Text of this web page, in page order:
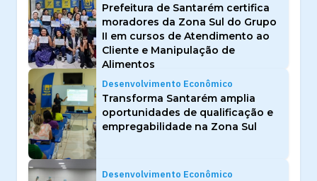
Prefeitura de Santarém certifica
moradores da Zona Sul do Grupo
II em cursos de Atendimento ao
Cliente e Manipulação de
Alimentos
Desenvolvimento Econômico
Transforma Santarém amplia
oportunidades de qualificação e
empregabilidade na Zona Sul
Desenvolvimento Econômico